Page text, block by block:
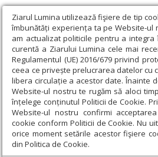
Ziarul Lumina utilizează fişiere de tip
îmbunătăți experiența ta pe Website-ul
am actualizat politicile pentru a
curentă a Ziarului Lumina cele mai
Regulamentul (UE) 2016/679 privind
ceea ce privește prelucrarea datelor cu
libera circulație a acestor date. Înainte
Website-ul nostru te rugăm să aloci
înțelege conținutul Politicii de Cookie.
Website-ul nostru confirmi
cookie conform Politicii de Cookie. Nu
orice moment setările acestor fişiere
din Politica de Cookie.
Ziarul Lumina › Opinii › Repere și idei
dumnezeieștii iubiri în inima ucenicului (II)
Duhovnicul - lucrătorul
iubiri în inima ucenicului (II)